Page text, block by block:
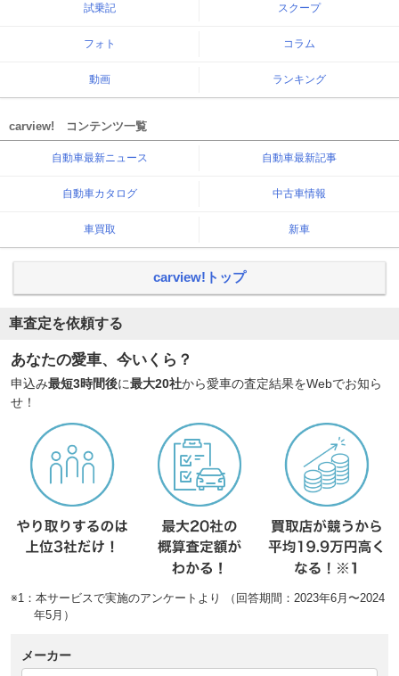
試乗記 スクープ
フォト コラム
動画 ランキング
carview! コンテンツ一覧
自動車最新ニュース 自動車最新記事
自動車カタログ 中古車情報
車買取 新車
carview!トップ
車査定を依頼する
あなたの愛車、今いくら？
申込み最短3時間後に最大20社から愛車の査定結果をWebでお知ら
せ！
※1：本サービスで実施のアンケートより （回答期間：2023年6月〜2024
年5月）
メーカー